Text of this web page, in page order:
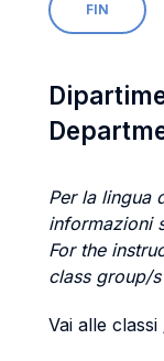
FIN
Per la lingua
informazioni
For the
class group/
Vai alle